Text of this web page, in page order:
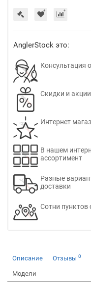
AnglerStock это:
Скидки и
Интернет
В нашем
ассортимент
Разные
доставки
Сотни пунктов
Описание Отзывы 0
Модели